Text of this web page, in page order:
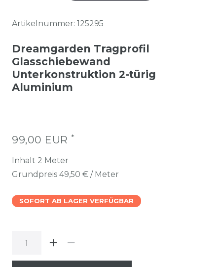
Artikelnummer: 125295
Dreamgarden Tragprofil
Glasschiebewand
Unterkonstruktion 2-türig
Aluminium
99,00 EUR *
Inhalt 2 Meter
Grundpreis 49,50 € / Meter
SOFORT AB LAGER VERFÜGBAR